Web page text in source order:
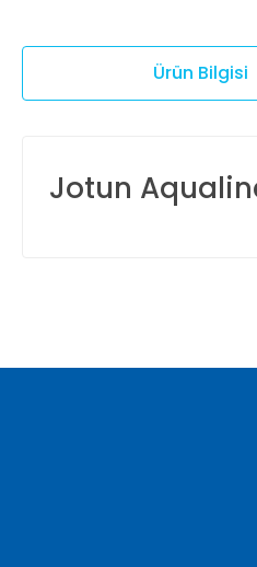
Ürün Bilgisi
Jotun